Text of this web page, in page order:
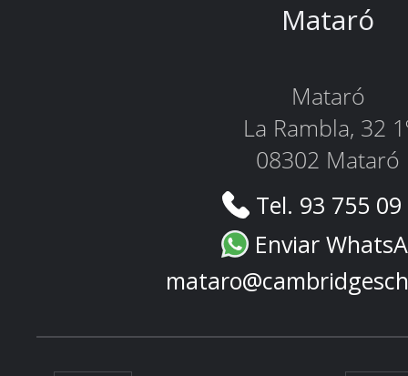
Mataró
Mataró
La Rambla, 32
08302 Mataró
Tel. 93 755
Enviar